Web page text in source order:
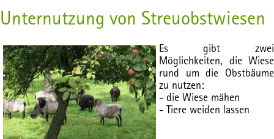
Unternutzung von Streuobstwiesen
Es gibt zwei
Möglichkeiten, die Wiese
rund um die Obstbäume
zu nutzen:
- die Wiese mähen
- Tiere weiden lassen